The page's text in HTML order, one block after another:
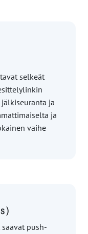
selkeät
ja
ja
vaihe
push-